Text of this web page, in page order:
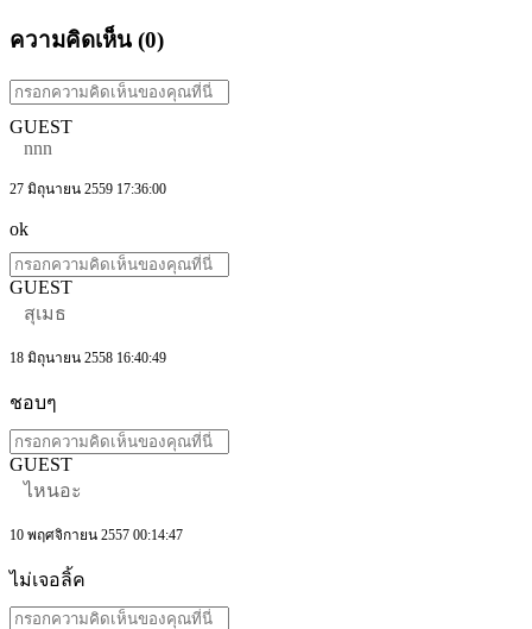
ความคิดเห็น (0)
GUEST
nnn
27 มิถุนายน 2559 17:36:00
ok
GUEST
สุเมธ
18 มิถุนายน 2558 16:40:49
ชอบๆ
GUEST
ไหนอะ
10 พฤศจิกายน 2557 00:14:47
ไม่เจอลิ้ค